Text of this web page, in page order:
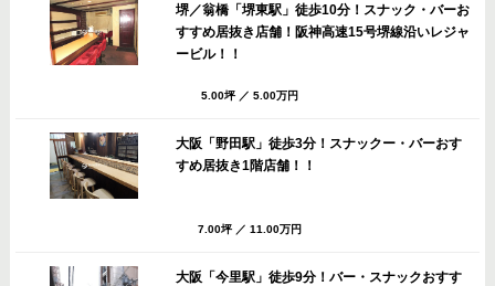
堺／翁橋「堺東駅」徒歩10分！スナック・バーお
すすめ居抜き店舗！阪神高速15号堺線沿いレジャ
ービル！！
5.00坪 ／ 5.00万円
大阪「野田駅」徒歩3分！スナックー・バーおす
すめ居抜き1階店舗！！
7.00坪 ／ 11.00万円
大阪「今里駅」徒歩9分！バー・スナックおすす